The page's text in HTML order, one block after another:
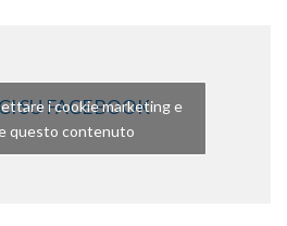
SU FACEBOOK
i cookie marketing e
questo contenuto